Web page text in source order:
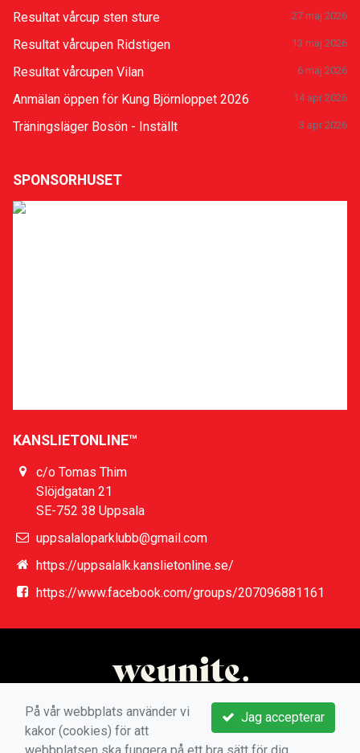
Resultat vårcup sten sture 27 maj 2026
Resultat vårcupen Ridstigen 13 maj 2026
Resultat vårcupen Vilan 6 maj 2026
Anmälan öppen för Kung Björnloppet 2026 14 apr 2026
Träningsläger Bosön - Inställt 3 apr 2026
SPONSORHUSET
KANSLIETONLINE™
c/o Tomas Thim
Slöjdgatan 21
SE-752 38 Uppsala
uppsalaloparklubb@gmail.com
https://uppsalalk.kanslietonline.se/
https://www.facebook.com/groups/207096881161
Jag accepterar
På vår webbplats använder vi
kakor (cookies) för att